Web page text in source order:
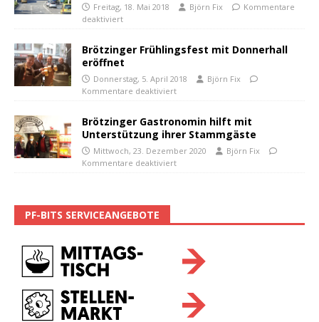
Freitag, 18. Mai 2018 Björn Fix
Kommentare
deaktiviert
Brötzinger Frühlingsfest mit Donnerhall
eröffnet
Donnerstag, 5. April 2018
Björn Fix
Kommentare deaktiviert
Brötzinger Gastronomin hilft mit
Unterstützung ihrer Stammgäste
Mittwoch, 23. Dezember 2020
Björn Fix
Kommentare deaktiviert
PF-BITS SERVICEANGEBOTE